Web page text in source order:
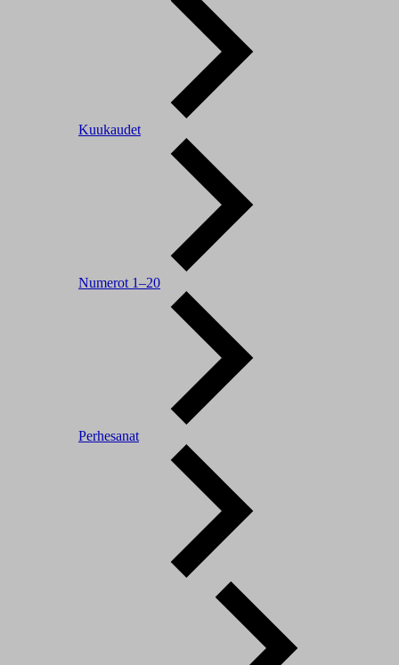
Kuukaudet
Numerot 1–20
Perhesanat